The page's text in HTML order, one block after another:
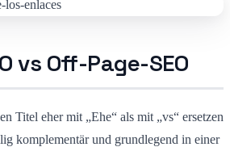
vs Off-Page-SEO
Titel eher mit „Ehe“ als mit „vs“ ersetzen
komplementär und grundlegend in einer